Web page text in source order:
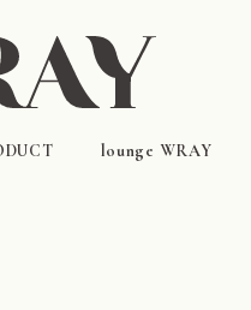
lounge WRAY